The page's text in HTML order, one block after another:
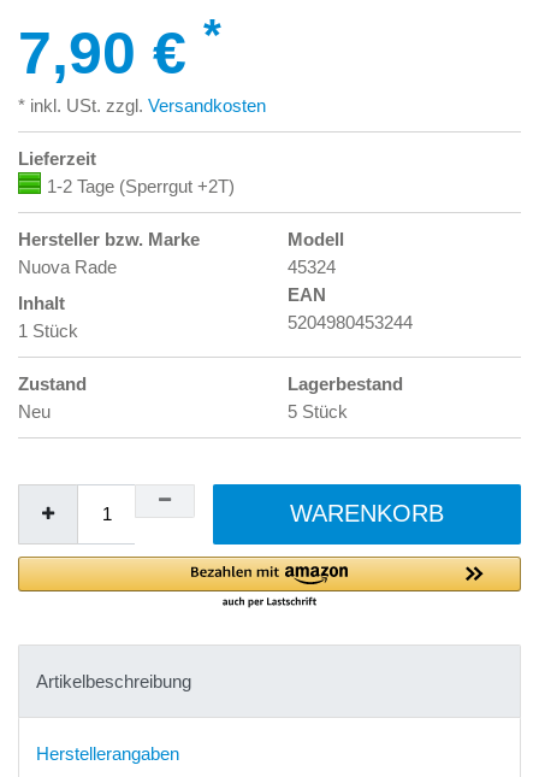
7,90 € *
* inkl. USt. zzgl. Versandkosten
Lieferzeit
1-2 Tage (Sperrgut +2T)
Hersteller bzw. Marke
Nuova Rade
Inhalt
1 Stück
Modell
45324
EAN
5204980453244
Zustand
Neu
Lagerbestand
5 Stück
WARENKORB
Artikelbeschreibung
Herstellerangaben